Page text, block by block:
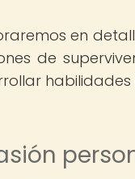
en
de